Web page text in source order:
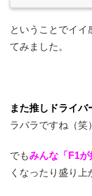
ということでイイ
てみました。
また推しドライバ
ラバラですね（笑）
でもみんな「F1
くなったり盛り上